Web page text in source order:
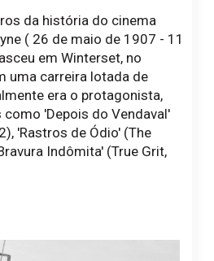
da história do cinema
( 26 de maio de 1907 - 11
em Winterset, no
uma carreira lotada de
era o protagonista,
'Depois do Vendaval'
'Rastros de Ódio' (The
Indômita' (True Grit,